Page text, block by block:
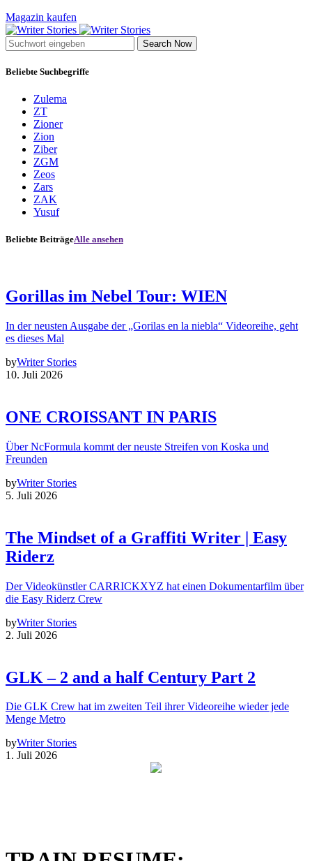
Magazin kaufen
Search Now
Beliebte Suchbegriffe
Zulema
ZT
Zioner
Zion
Ziber
ZGM
Zeos
Zars
ZAK
Yusuf
Beliebte BeiträgeAlle ansehen
Gorillas im Nebel Tour: WIEN
In der neusten Ausgabe der „Gorilas en la niebla“ Videoreihe, geht
es dieses Mal
byWriter Stories
10. Juli 2026
ONE CROISSANT IN PARIS
Über NcFormula kommt der neuste Streifen von Koska und
Freunden
byWriter Stories
5. Juli 2026
The Mindset of a Graffiti Writer | Easy
Riderz
Der Videokünstler CARRICKXYZ hat einen Dokumentarfilm über
die Easy Riderz Crew
byWriter Stories
2. Juli 2026
GLK – 2 and a half Century Part 2
Die GLK Crew hat im zweiten Teil ihrer Videoreihe wieder jede
Menge Metro
byWriter Stories
1. Juli 2026